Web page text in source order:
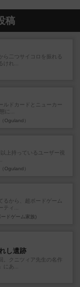
稿
ら二つサイコロを振れる
けれ...
ルドカードとニューカー
に...
Oguland）
上持っているユーザー視
Oguland）
るから、超ボードゲーム
ティ...
ドゲーム家族)
し遺跡
。クニツィア先生の名作
にあ...